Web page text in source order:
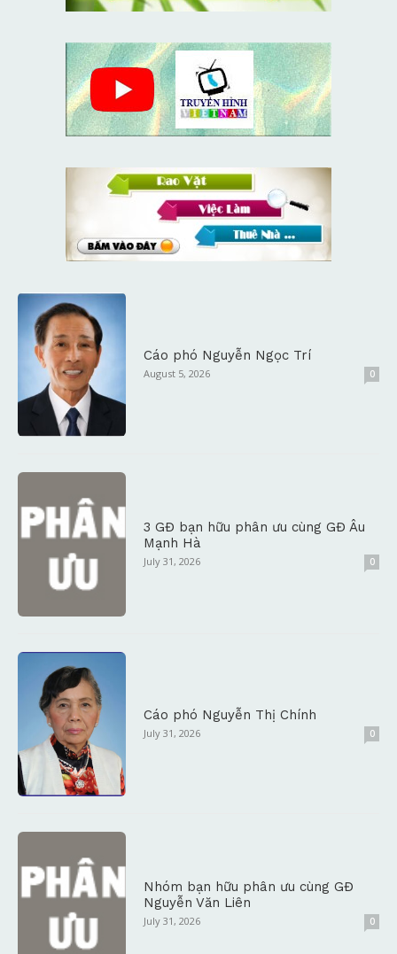
Cáo phó Nguyễn Ngọc Trí
August 5, 2026 0
3 GĐ bạn hữu phân ưu cùng GĐ Âu
Mạnh Hà
July 31, 2026 0
Cáo phó Nguyễn Thị Chính
July 31, 2026 0
Nhóm bạn hữu phân ưu cùng GĐ
Nguyễn Văn Liên
July 31, 2026 0